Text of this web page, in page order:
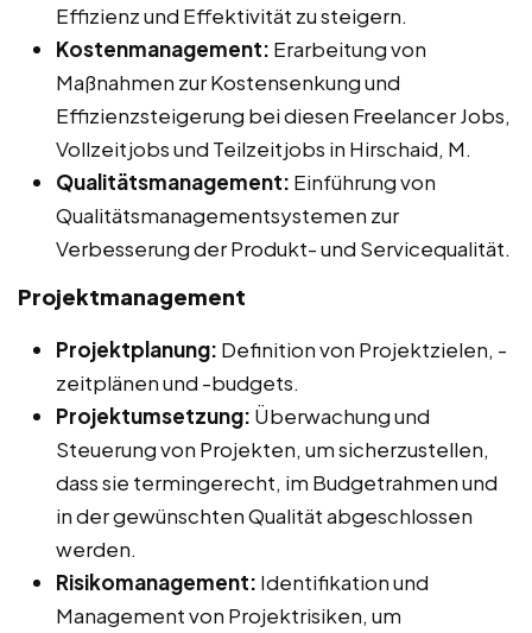
Effizienz und Effektivität zu steigern.
Kostenmanagement: Erarbeitung von
Maßnahmen zur Kostensenkung und
Effizienzsteigerung bei diesen Freelancer Jobs,
Vollzeitjobs und Teilzeitjobs in Hirschaid, M.
Qualitätsmanagement: Einführung von
Qualitätsmanagementsystemen zur
Verbesserung der Produkt- und Servicequalität.
Projektmanagement
Projektplanung: Definition von Projektzielen, -
zeitplänen und -budgets.
Projektumsetzung: Überwachung und
Steuerung von Projekten, um sicherzustellen,
dass sie termingerecht, im Budgetrahmen und
in der gewünschten Qualität abgeschlossen
werden.
Risikomanagement: Identifikation und
Management von Projektrisiken, um